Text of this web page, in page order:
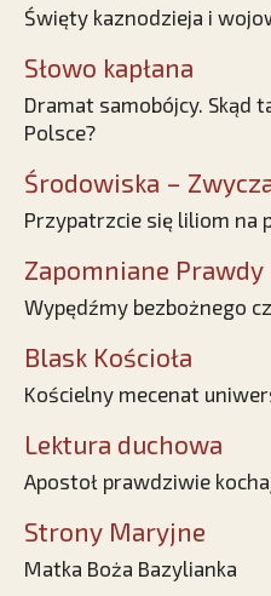
Święty kaznodzieja i
Słowo kapłana
Dramat samobójcy. Skąd
Polsce?
Środowiska –
Przypatrzcie się liliom na
Zapomniane
Wypędźmy bezbożnego
Blask Kościoła
Kościelny mecenat
Lektura duchowa
Apostoł prawdziwie
Strony Maryjne
Matka Boża Bazylianka